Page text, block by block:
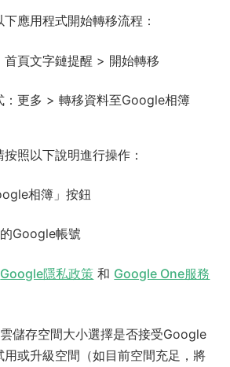
應用程式開始轉移流程：
首頁文字鏈提醒 > 開始轉移
：更多 > 轉移資料至Google相簿
照以下說明進行操作：
相簿」按鈕
Google帳號
Google隱私政策 和 Google One服務
儲存空間大小選擇是否接受Google
或升級空間（如目前空間充足，將